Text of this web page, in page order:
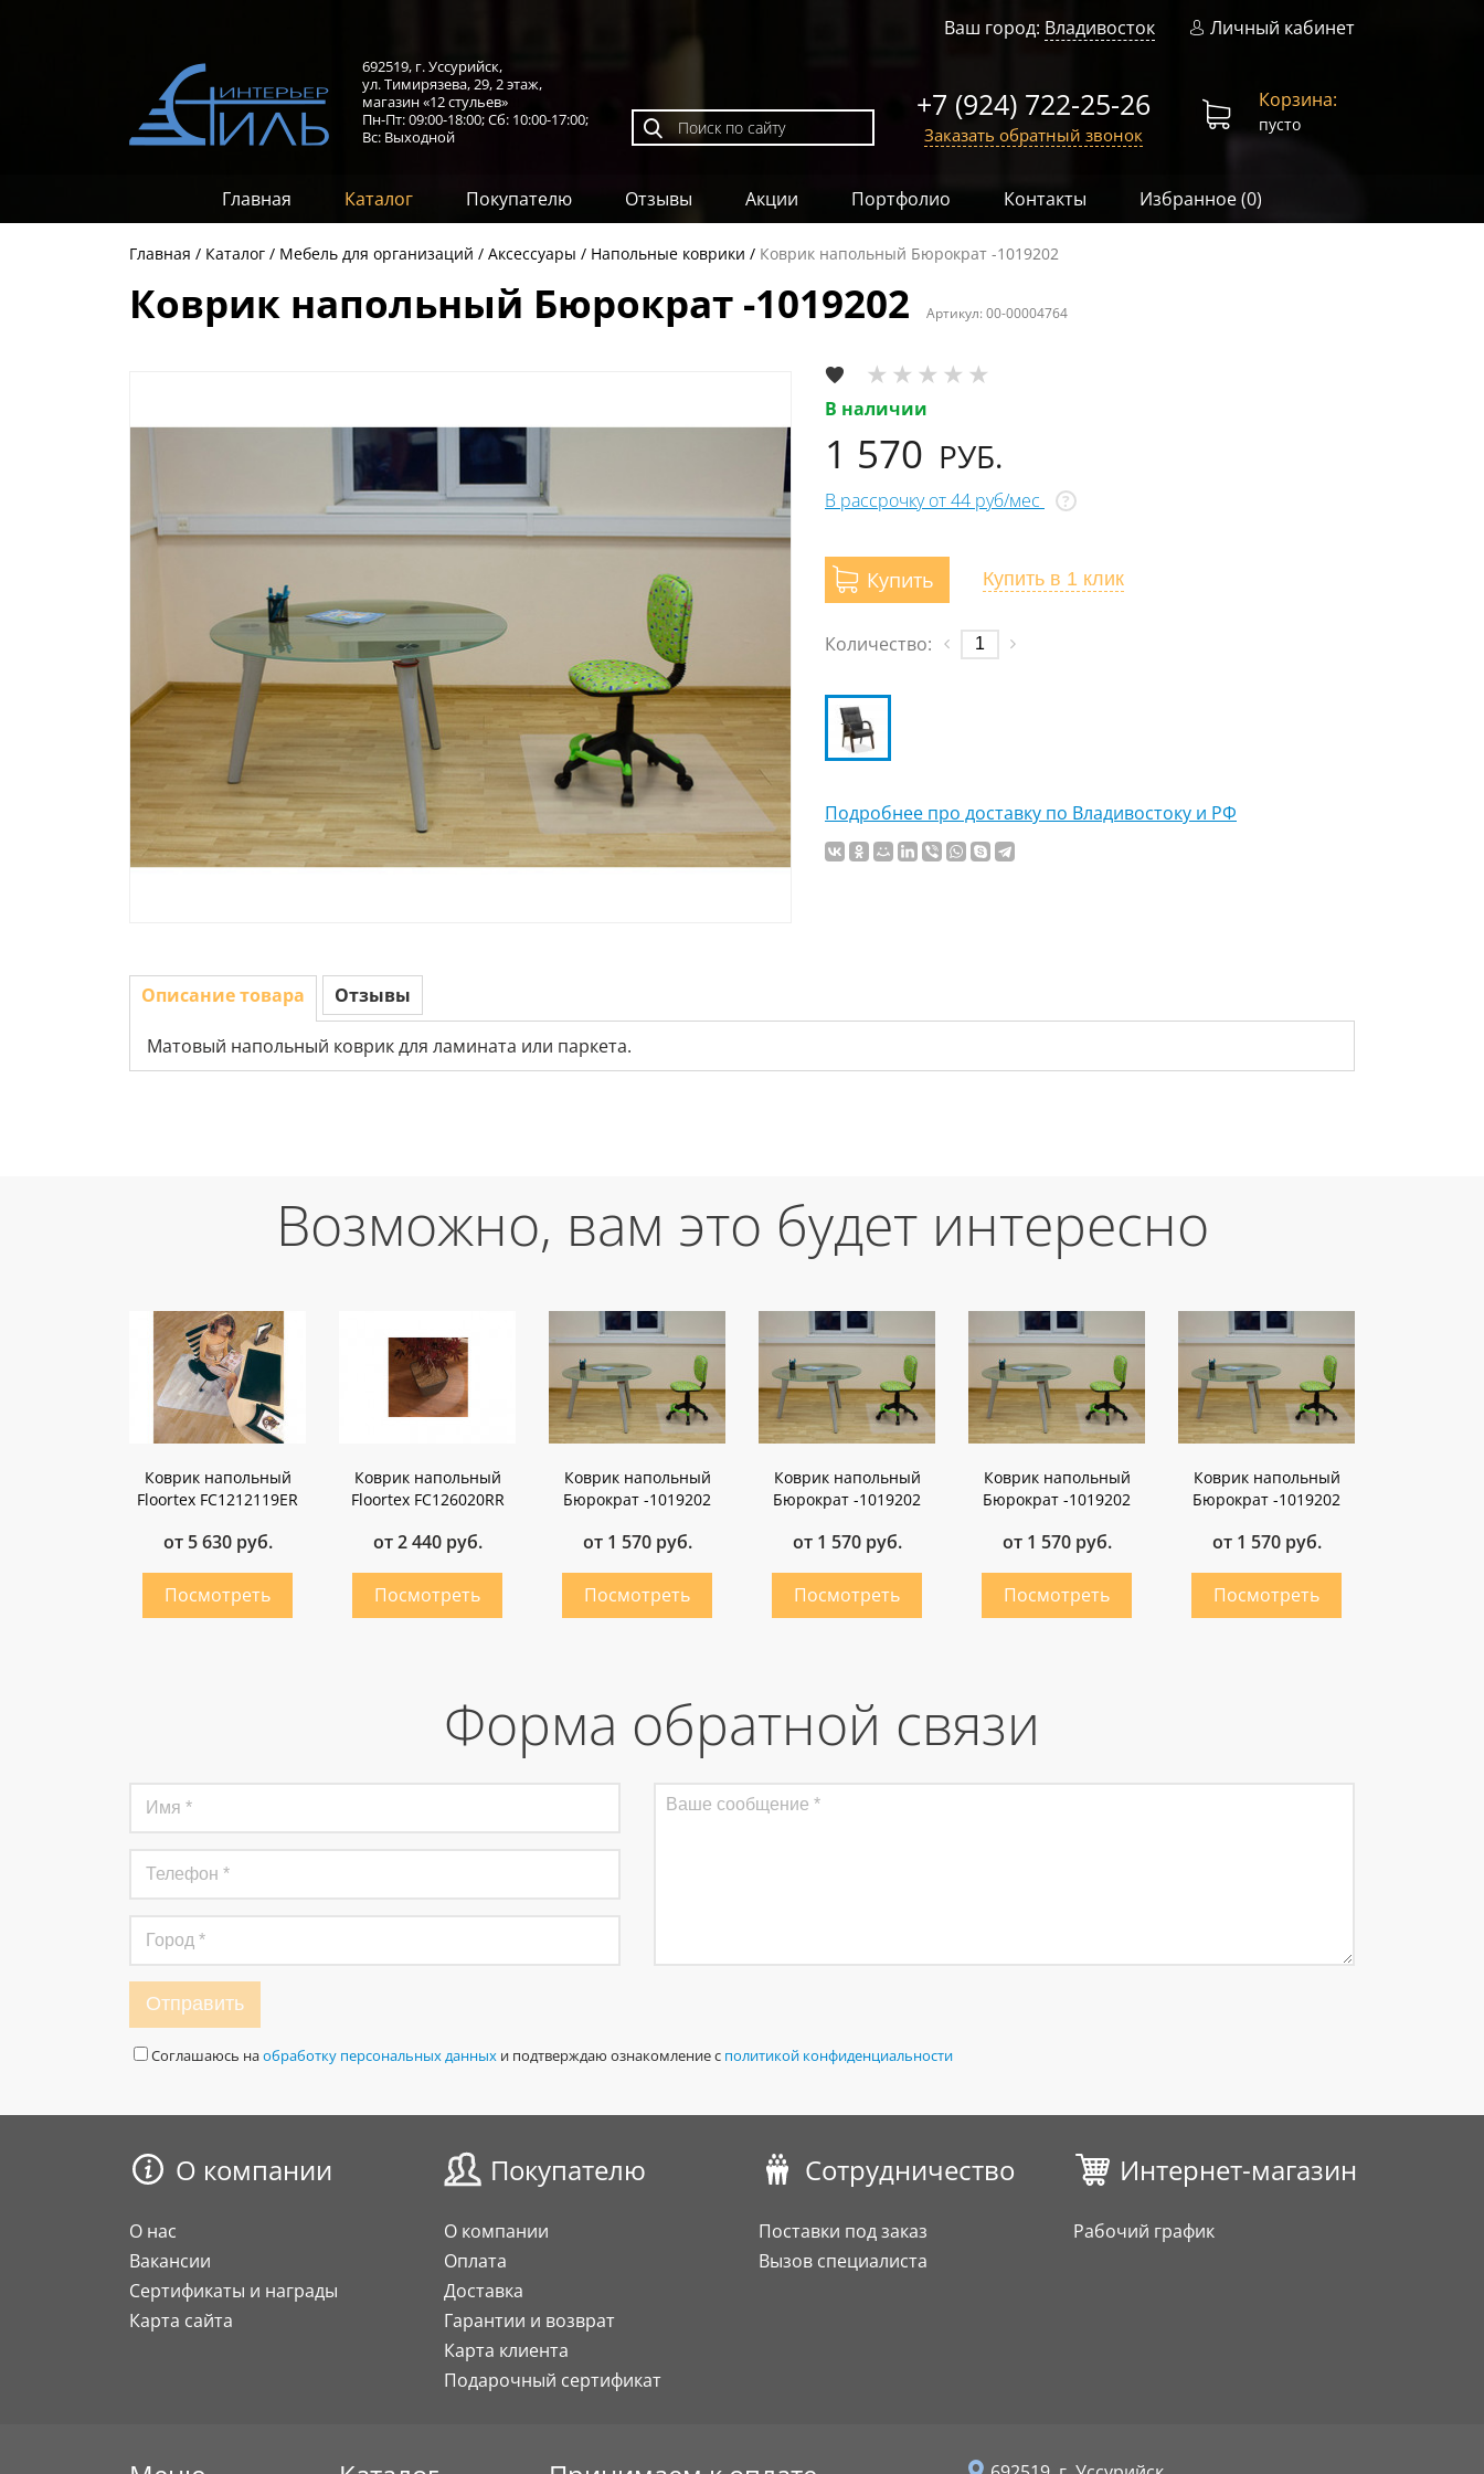
Ваш город: Владивосток Личный кабинет
692519, г. Уссурийск,
ул. Тимирязева, 29,2 этаж,
магазин «12 стульев»
Пн-Пт: 09:00-18:00;Сб: 10:00-17:00;
Вс: Выходной
+7 (924) 722-25-26
Заказать обратный звонок
Корзина:
пусто
Главная Каталог Покупателю Отзывы Акции Портфолио Контакты Избранное (0)
Главная Каталог Мебель для организаций Аксессуары Напольные коврики Коврик напольный Бюрократ -1019202
Коврик напольный Бюрократ -1019202 Артикул:00-00004764
В наличии
1 570 РУБ.
В рассрочку от 44 руб/мес ?
Купить Купить в 1 клик
Количество:
Подробнее про доставку по Владивостоку и РФ
Описание товара Отзывы
Матовый напольный коврик для ламината или паркета.
Возможно, вам это будет интересно
Коврик напольный
Floortex FC1212119ER
от 5 630 руб.
Коврик напольный
Floortex FC126020RR
от 2 440 руб.
Коврик напольный
Бюрократ -1019202
от 1 570 руб.
Коврик напольный
Бюрократ -1019202
от 1 570 руб.
Коврик напольный
Бюрократ -1019202
от 1 570 руб.
Коврик напольный
Бюрократ -1019202
от 1 570 руб.
Форма обратной связи
Отправить
Соглашаюсь наобработку персональных данных и подтверждаю ознакомление с политикой конфиденциальности
О компании
О нас
Вакансии
Сертификаты и награды
Карта сайта
Покупателю
О компании
Оплата
Доставка
Гарантии и возврат
Карта клиента
Подарочный сертификат
Сотрудничество
Поставки под заказ
Вызов специалиста
Интернет-магазин
Рабочий график